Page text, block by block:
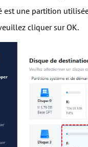
est une partition
cliquer sur OK.